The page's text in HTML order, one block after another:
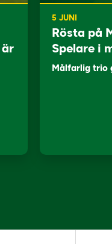
5 JUNI
Rösta på
Spelare i
Målfarlig trio